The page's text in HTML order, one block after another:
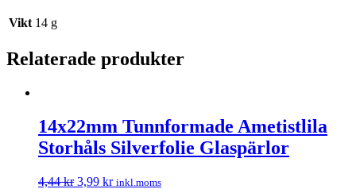
Vikt 14 g
Relaterade produkter
14x22mm Tunnformade Ametistlila
Storhåls Silverfolie Glaspärlor
4,44kr 3,99 kr inkl.moms